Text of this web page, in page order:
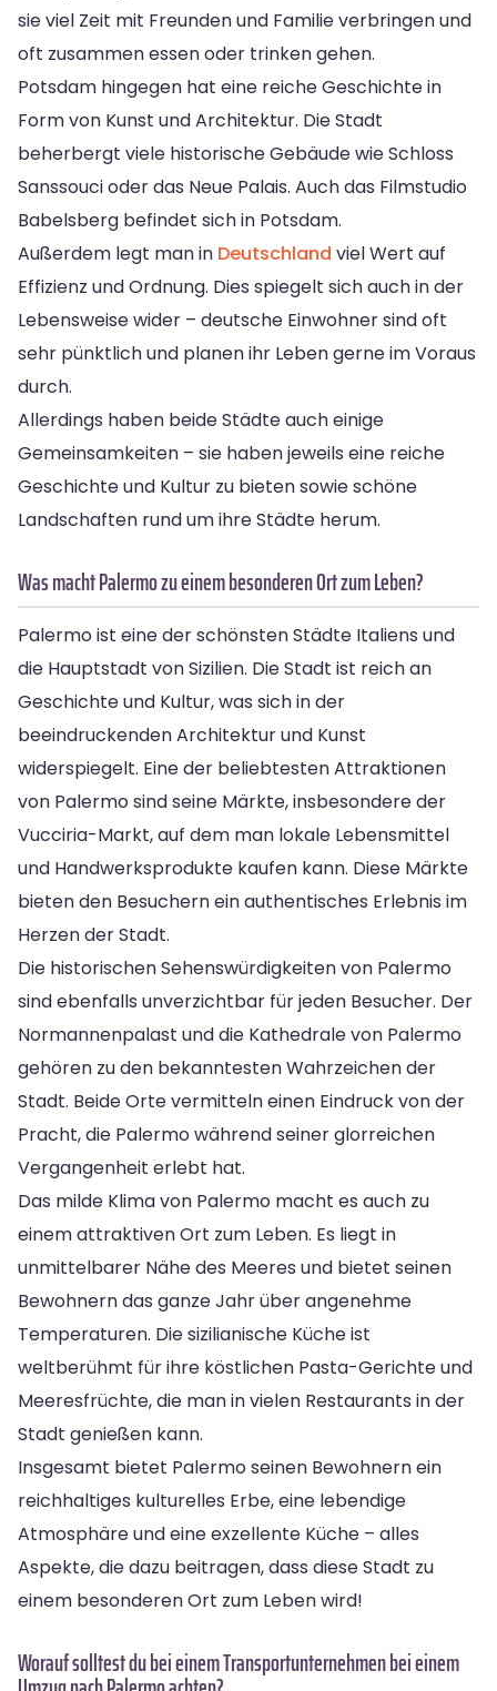
sie viel Zeit mit Freunden und Familie verbringen und
oft zusammen essen oder trinken gehen.
Potsdam hingegen hat eine reiche Geschichte in
Form von Kunst und Architektur. Die Stadt
beherbergt viele historische Gebäude wie Schloss
Sanssouci oder das Neue Palais. Auch das Filmstudio
Babelsberg befindet sich in Potsdam.
Außerdem legt man in Deutschland viel Wert auf
Effizienz und Ordnung. Dies spiegelt sich auch in der
Lebensweise wider – deutsche Einwohner sind oft
sehr pünktlich und planen ihr Leben gerne im Voraus
durch.
Allerdings haben beide Städte auch einige
Gemeinsamkeiten – sie haben jeweils eine reiche
Geschichte und Kultur zu bieten sowie schöne
Landschaften rund um ihre Städte herum.
Was macht Palermo zu einem besonderen Ort zum Leben?
Palermo ist eine der schönsten Städte Italiens und
die Hauptstadt von Sizilien. Die Stadt ist reich an
Geschichte und Kultur, was sich in der
beeindruckenden Architektur und Kunst
widerspiegelt. Eine der beliebtesten Attraktionen
von Palermo sind seine Märkte, insbesondere der
Vucciria-Markt, auf dem man lokale Lebensmittel
und Handwerksprodukte kaufen kann. Diese Märkte
bieten den Besuchern ein authentisches Erlebnis im
Herzen der Stadt.
Die historischen Sehenswürdigkeiten von Palermo
sind ebenfalls unverzichtbar für jeden Besucher. Der
Normannenpalast und die Kathedrale von Palermo
gehören zu den bekanntesten Wahrzeichen der
Stadt. Beide Orte vermitteln einen Eindruck von der
Pracht, die Palermo während seiner glorreichen
Vergangenheit erlebt hat.
Das milde Klima von Palermo macht es auch zu
einem attraktiven Ort zum Leben. Es liegt in
unmittelbarer Nähe des Meeres und bietet seinen
Bewohnern das ganze Jahr über angenehme
Temperaturen. Die sizilianische Küche ist
weltberühmt für ihre köstlichen Pasta-Gerichte und
Meeresfrüchte, die man in vielen Restaurants in der
Stadt genießen kann.
Insgesamt bietet Palermo seinen Bewohnern ein
reichhaltiges kulturelles Erbe, eine lebendige
Atmosphäre und eine exzellente Küche – alles
Aspekte, die dazu beitragen, dass diese Stadt zu
einem besonderen Ort zum Leben wird!
Worauf solltest du bei einem Transportunternehmen bei einem